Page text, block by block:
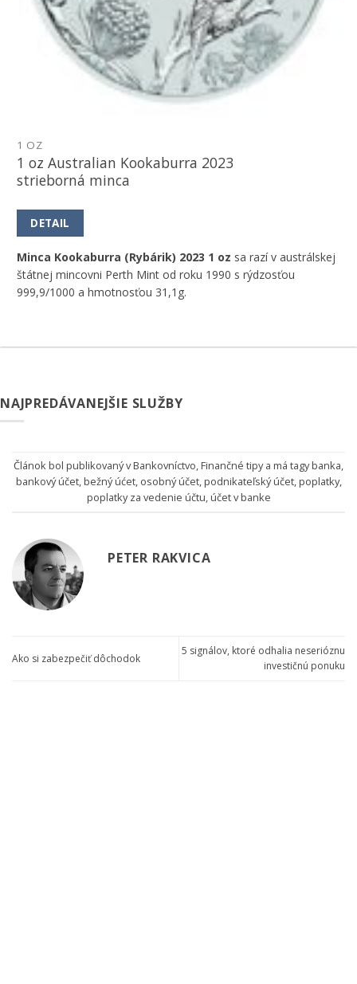
1 OZ
1 oz Australian Kookaburra 2023
strieborná minca
DETAIL
Minca Kookaburra (Rybárik) 2023 1 oz sa razí v austrálskej
štátnej mincovni Perth Mint od roku 1990 s rýdzosťou
999,9/1000 a hmotnosťou 31,1g.
NAJPREDÁVANEJŠIE SLUŽBY
Článok bol publikovaný vBankovníctvo,Finančné tipya má tagybanka,
bankový účet,bežný úćet, osobný účet,podnikateľský účet,poplatky,
poplatky za vedenie účtu,účet v banke
PETER RAKVICA
Ako si zabezpečiť dôchodok
5 signálov, ktoré odhalia neserióznu
investičnú ponuku